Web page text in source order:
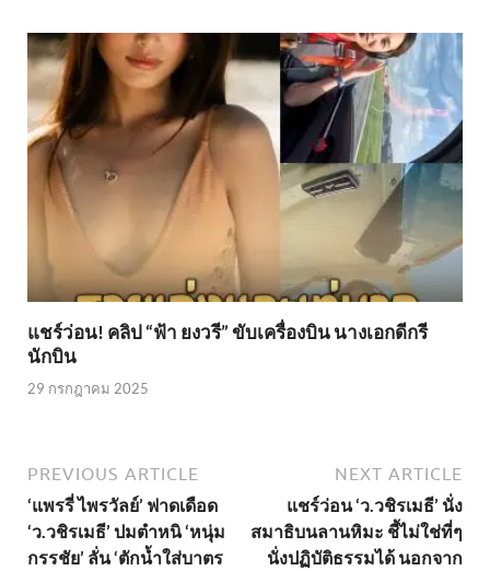
แชร์ว่อน! คลิป “ฟ้า ยงวรี” ขับเครื่องบิน นางเอกดีกรี
นักบิน
29 กรกฎาคม 2025
PREVIOUS ARTICLE
‘แพรรี่ ไพรวัลย์’ ฟาดเดือด
‘ว.วชิรเมธี’ ปมตำหนิ ‘หนุ่ม
กรรชัย’ ลั่น ‘ตักน้ำใส่บาตร
NEXT ARTICLE
แชร์ว่อน ‘ว.วชิรเมธี’ นั่ง
สมาธิบนลานหิมะ ชี้ไม่ใช่ที่ๆ
นั่งปฏิบัติธรรมได้ นอกจาก